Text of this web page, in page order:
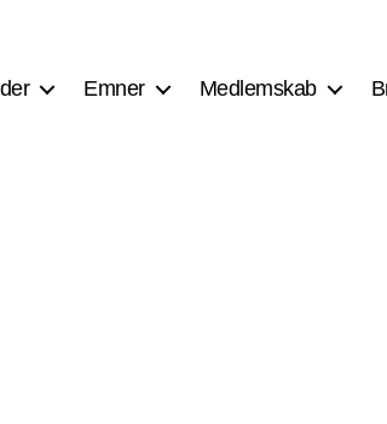
Emner Medlemskab